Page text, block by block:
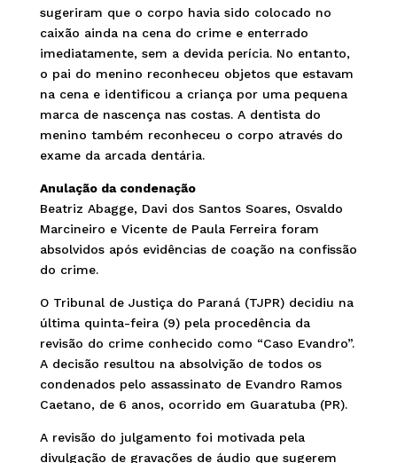
sugeriram que o corpo havia sido colocado no
caixão ainda na cena do crime e enterrado
imediatamente, sem a devida perícia. No entanto,
o pai do menino reconheceu objetos que estavam
na cena e identificou a criança por uma pequena
marca de nascença nas costas. A dentista do
menino também reconheceu o corpo através do
exame da arcada dentária.
Anulação da condenação
Beatriz Abagge, Davi dos Santos Soares, Osvaldo
Marcineiro e Vicente de Paula Ferreira foram
absolvidos após evidências de coação na confissão
do crime.
O Tribunal de Justiça do Paraná (TJPR) decidiu na
última quinta-feira (9) pela procedência da
revisão do crime conhecido como “Caso Evandro”.
A decisão resultou na absolvição de todos os
condenados pelo assassinato de Evandro Ramos
Caetano, de 6 anos, ocorrido em Guaratuba (PR).
A revisão do julgamento foi motivada pela
divulgação de gravações de áudio que sugerem